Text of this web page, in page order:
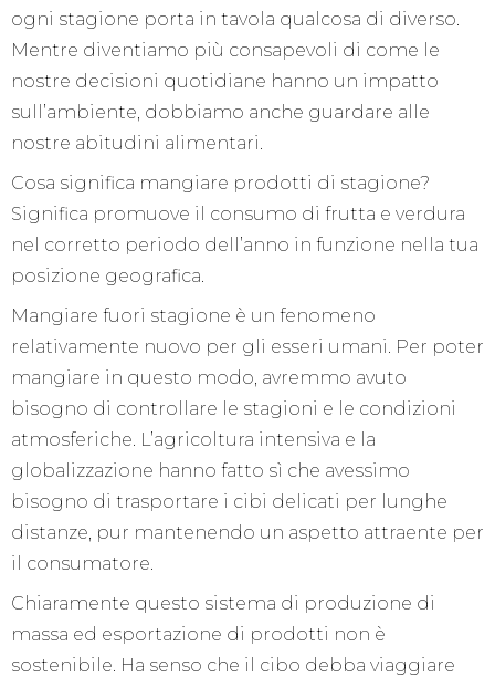
ogni stagione porta in tavola qualcosa di diverso.
Mentre diventiamo più consapevoli di come le
nostre decisioni quotidiane hanno un impatto
sull’ambiente, dobbiamo anche guardare alle
nostre abitudini alimentari.
Cosa significa mangiare prodotti di stagione?
Significa promuove il consumo di frutta e verdura
nel corretto periodo dell’anno in funzione nella tua
posizione geografica.
Mangiare fuori stagione è un fenomeno
relativamente nuovo per gli esseri umani. Per poter
mangiare in questo modo, avremmo avuto
bisogno di controllare le stagioni e le condizioni
atmosferiche. L’agricoltura intensiva e la
globalizzazione hanno fatto sì che avessimo
bisogno di trasportare i cibi delicati per lunghe
distanze, pur mantenendo un aspetto attraente per
il consumatore.
Chiaramente questo sistema di produzione di
massa ed esportazione di prodotti non è
sostenibile. Ha senso che il cibo debba viaggiare